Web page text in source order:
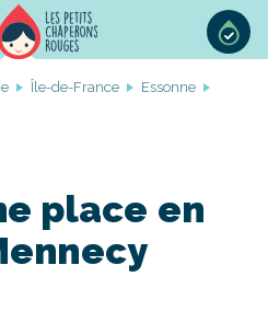
Île-de-France
Essonne
place en